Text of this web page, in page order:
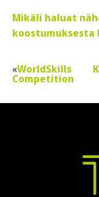
Mikäli haluat
WorldSkills
Competition